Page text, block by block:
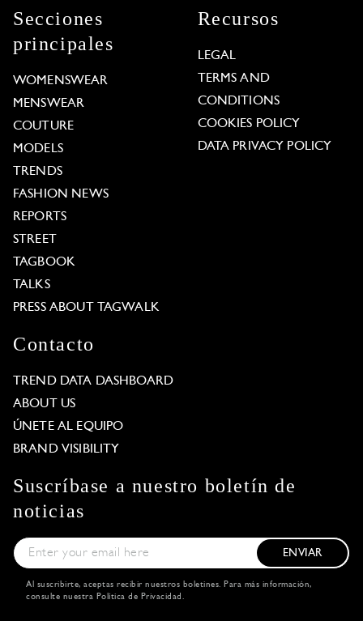
Secciones
principales
WOMENSWEAR
MENSWEAR
COUTURE
MODELS
TRENDS
FASHION NEWS
REPORTS
STREET
TAGBOOK
TALKS
PRESS ABOUT TAGWALK
Recursos
LEGAL
TERMS AND
CONDITIONS
COOKIES POLICY
DATA PRIVACY POLICY
Contacto
TREND DATA DASHBOARD
ABOUT US
ÚNETE AL EQUIPO
BRAND VISIBILITY
Suscríbase a nuestro boletín de
noticias
ENVIAR
Al suscribirte, aceptas recibir nuestros boletines. Para más información,
consulte nuestra Política de Privacidad .